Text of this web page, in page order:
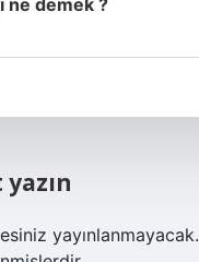
ne demek ?
yayınlanmayacak.